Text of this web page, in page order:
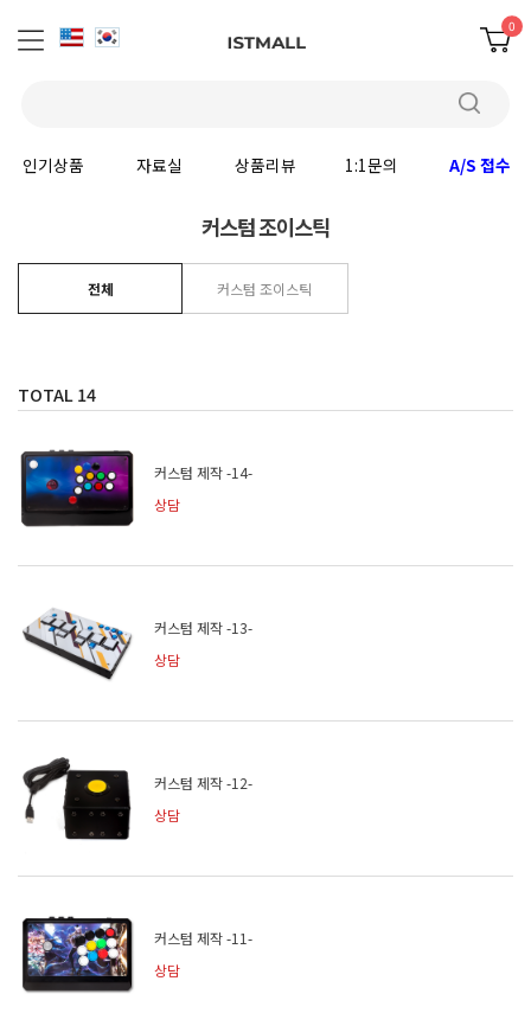
0
인기상품 자료실 상품리뷰 1:1문의 A/S 접수
커스텀 조이스틱
전체 커스텀 조이스틱
TOTAL 14
커스텀 제작 -14-
상담
커스텀 제작 -13-
상담
커스텀 제작 -12-
상담
커스텀 제작 -11-
상담